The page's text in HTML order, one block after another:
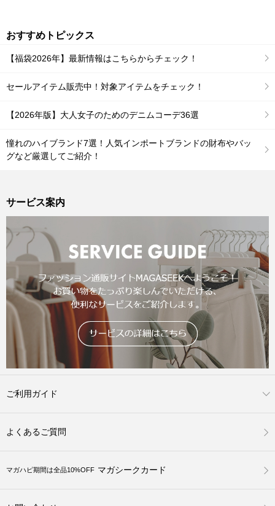
おすすめトピックス
【福袋2026年】最新情報はこちらからチェック！
セールアイテム販売中！対象アイテムをチェック！
【2026年版】大人女子のためのデニムコーデ36選
憧れのハイブランド7選！人気インポートブランドの財布やバッ
グなど厳選してご紹介！
サービス案内
ご利用ガイド
よくあるご質問
マガハピ期間は全品10%OFF マガシークカード